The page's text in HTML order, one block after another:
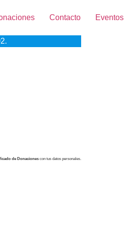
Contacto Eventos
de Donaciones con tus datos personales.